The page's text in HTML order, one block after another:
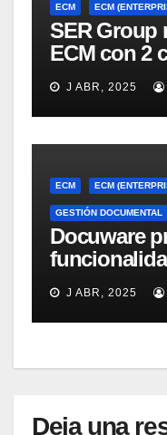
ECM ECM
SER Group
ECM con 2
marzo
J ABR, 2025
ECM ECM
GESTIÓN DOCUMENTAL
Docuware
gestión
J ABR, 2025
Deja una